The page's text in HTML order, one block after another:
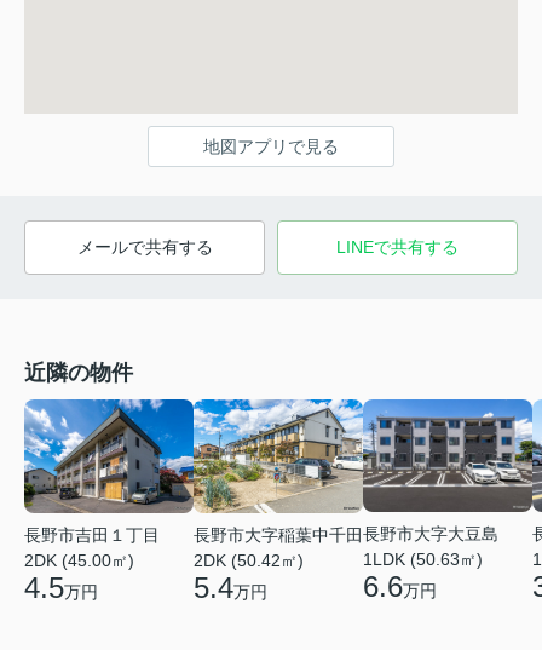
地図アプリで見る
メールで共有する LINEで共有する
近隣の物件
長野市吉田１丁目
2DK (45.00㎡)
4.5万円
長野市大字稲葉中千田
2DK (50.42㎡)
5.4万円
長野市大字大豆島
1LDK (50.63㎡)
6.6万円